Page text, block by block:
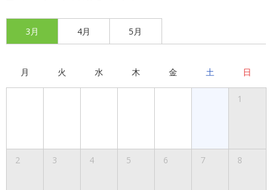
3月 4月 5月
月 火 水 木 金 土 日
1
2 3 4 5 6 7 8